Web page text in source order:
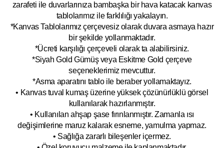
zarafeti ile duvarlarınıza bambaşka bir hava katacak kanvas
tablolarımız ile farklılığı yakalayın.
*Kanvas Tablolarımız çerçevesiz olarak duvara asmaya hazır
bir şekilde yollanmaktadır.
*Ücreti karşılığı çerçeveli olarak ta alabilirsiniz.
*Siyah Gold Gümüş veya Eskitme Gold çerçeve
seçeneklerimiz mevcuttur.
*Asma aparatını tablo ile beraber yollamaktayız.
• Kanvas tuval kumaş üzerine yüksek çözünürlüklü görsel
kullanılarak hazırlanmıştır.
• Kullanılan ahşap şase fırınlanmıştır. Zamanla ısı
değişimlerine maruz kalarak esneme, yamulma yapmaz.
• Sağlığa zararlı bileşenler içermez.